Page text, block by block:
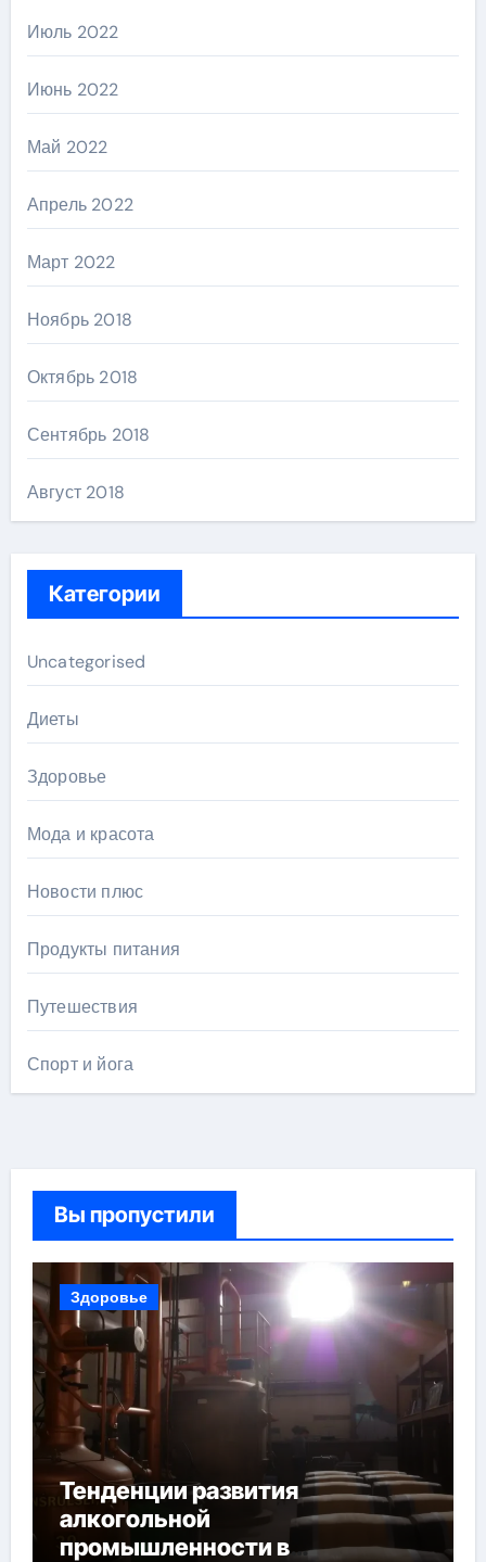
Июль 2022
Июнь 2022
Май 2022
Апрель 2022
Март 2022
Ноябрь 2018
Октябрь 2018
Сентябрь 2018
Август 2018
Категории
Uncategorised
Диеты
Здоровье
Мода и красота
Новости плюс
Продукты питания
Путешествия
Спорт и йога
Вы пропустили
Здоровье
Тенденции развития
алкогольной
промышленности в